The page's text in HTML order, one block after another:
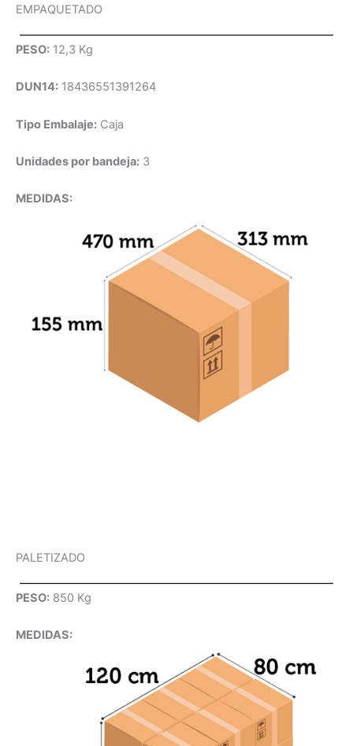
EMPAQUETADO
PESO: 12,3 Kg
DUN14: 18436551391264
Tipo Embalaje: Caja
Unidades por bandeja: 3
MEDIDAS:
PALETIZADO
PESO: 850 Kg
MEDIDAS: